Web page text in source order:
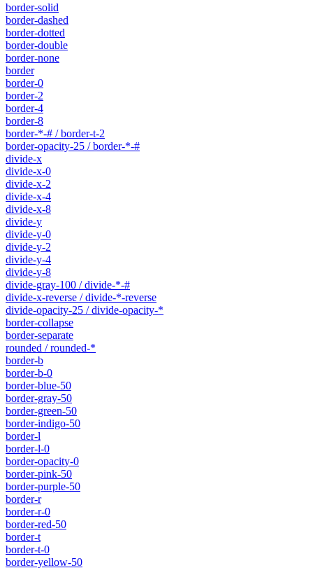
border-solid
border-dashed
border-dotted
border-double
border-none
border
border-0
border-2
border-4
border-8
border-*-# / border-t-2
border-opacity-25 / border-*-#
divide-x
divide-x-0
divide-x-2
divide-x-4
divide-x-8
divide-y
divide-y-0
divide-y-2
divide-y-4
divide-y-8
divide-gray-100 / divide-*-#
divide-x-reverse / divide-*-reverse
divide-opacity-25 / divide-opacity-*
border-collapse
border-separate
rounded / rounded-*
border-b
border-b-0
border-blue-50
border-gray-50
border-green-50
border-indigo-50
border-l
border-l-0
border-opacity-0
border-pink-50
border-purple-50
border-r
border-r-0
border-red-50
border-t
border-t-0
border-yellow-50